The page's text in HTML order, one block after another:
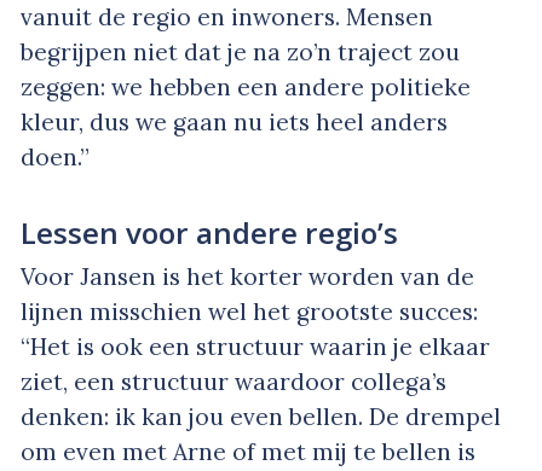
vanuit de regio en inwoners. Mensen
begrijpen niet dat je na zo’n traject zou
zeggen: we hebben een andere politieke
kleur, dus we gaan nu iets heel anders
doen.”
Lessen voor andere regio’s
Voor Jansen is het korter worden van de
lijnen misschien wel het grootste succes:
“Het is ook een structuur waarin je elkaar
ziet, een structuur waardoor collega’s
denken: ik kan jou even bellen. De drempel
om even met Arne of met mij te bellen is